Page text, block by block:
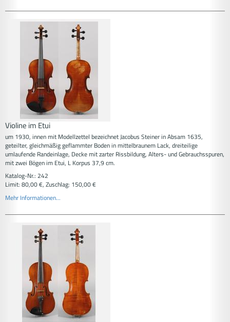
Violine im Etui
um 1930, innen mit Modellzettel bezeichnet Jacobus Steiner in Absam 1635,
geteilter, gleichmäßig geflammter Boden in mittelbraunem Lack, dreiteilige
umlaufende Randeinlage, Decke mit zarter Rissbildung, Alters- und Gebrauchsspuren,
mit zwei Bögen im Etui, L Korpus 37,9 cm.
Katalog-Nr.: 242
Limit: 80,00 €, Zuschlag: 150,00 €
Mehr Informationen...